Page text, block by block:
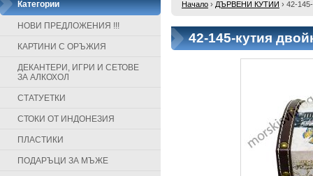
Категории
НОВИ ПРЕДЛОЖЕНИЯ !!!
КАРТИНИ С ОРЪЖИЯ
ДЕКАНТЕРИ, ИГРИ И СЕТОВЕ
ЗА АЛКОХОЛ
СТАТУЕТКИ
СТОКИ ОТ ИНДОНЕЗИЯ
ПЛАСТИКИ
ПОДАРЪЦИ ЗА МЪЖЕ
Начало › ДЪРВЕНИ КУТИИ › 42-
42-145-кутия